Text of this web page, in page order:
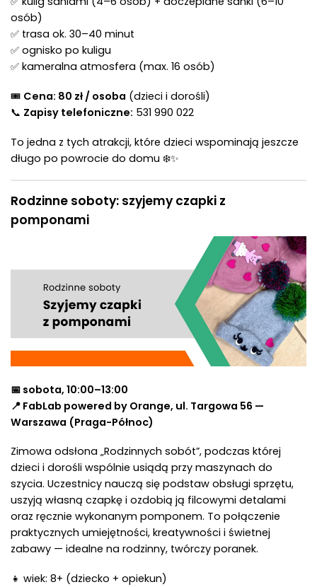
osób)
✅ trasa ok. 30–40 minut
✅ ognisko po kuligu
✅ kameralna atmosfera (max. 16 osób)
🎟 Cena: 80 zł / osoba (dzieci i dorośli)
📞 Zapisy telefoniczne: 531 990 022
To jedna z tych atrakcji, które dzieci wspominają jeszcze
długo po powrocie do domu ❄️✨
Rodzinne soboty: szyjemy czapki z
pomponami
📅 sobota, 10:00–13:00
📍 FabLab powered by Orange, ul. Targowa 56 —
Warszawa (Praga-Północ)
Zimowa odsłona „Rodzinnych sobót”, podczas której
dzieci i dorośli wspólnie usiądą przy maszynach do
szycia. Uczestnicy nauczą się podstaw obsługi sprzętu,
uszyją własną czapkę i ozdobią ją filcowymi detalami
oraz ręcznie wykonanym pomponem. To połączenie
praktycznych umiejętności, kreatywności i świetnej
zabawy — idealne na rodzinny, twórczy poranek.
👧 wiek: 8+ (dziecko + opiekun)